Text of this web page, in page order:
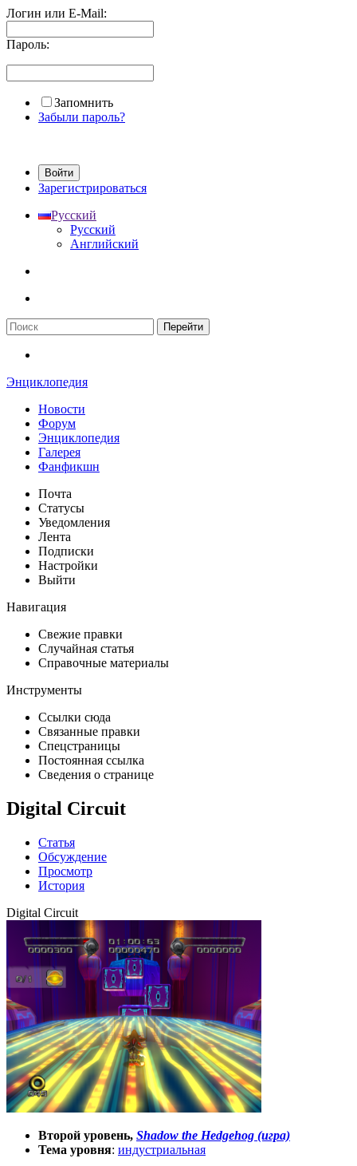
Логин или E-Mail:
Пароль:
Запомнить
Забыли пароль?
Войти
Зарегистрироваться
Русский
Русский
Английский
Энциклопедия
Новости
Форум
Энциклопедия
Галерея
Фанфикшн
Почта
Статусы
Уведомления
Лента
Подписки
Настройки
Выйти
Навигация
Свежие правки
Случайная статья
Справочные материалы
Инструменты
Ссылки сюда
Связанные правки
Спецстраницы
Постоянная ссылка
Сведения о странице
Digital Circuit
Статья
Обсуждение
Просмотр
История
Digital Circuit
Второй уровень, Shadow the Hedgehog (игра)
Тема уровня: индустриальная